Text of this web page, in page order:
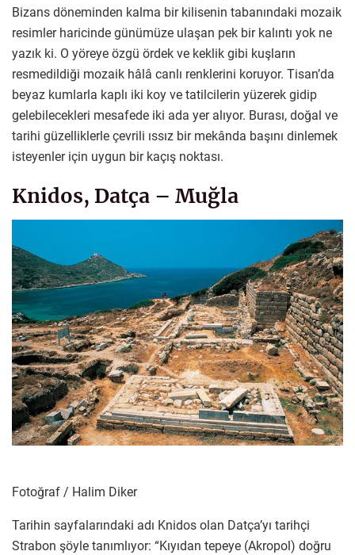
Bizans döneminden kalma bir kilisenin tabanındaki mozaik
resimler haricinde günümüze ulaşan pek bir kalıntı yok ne
yazık ki. O yöreye özgü ördek ve keklik gibi kuşların
resmedildiği mozaik hâlâ canlı renklerini koruyor. Tisan’da
beyaz kumlarla kaplı iki koy ve tatilcilerin yüzerek gidip
gelebilecekleri mesafede iki ada yer alıyor. Burası, doğal ve
tarihi güzelliklerle çevrili ıssız bir mekânda başını dinlemek
isteyenler için uygun bir kaçış noktası.
Knidos, Datça – Muğla
Fotoğraf / Halim Diker
Tarihin sayfalarındaki adı Knidos olan Datça’yı tarihçi
Strabon şöyle tanımlıyor: “Kıyıdan tepeye (Akropol) doğru